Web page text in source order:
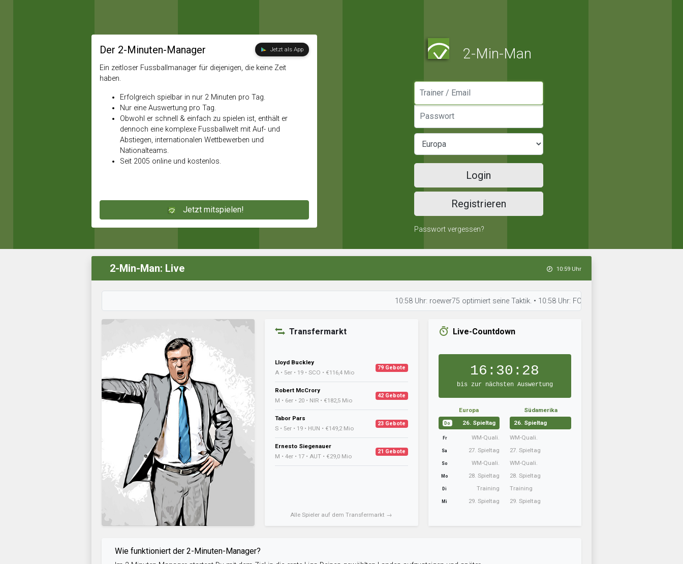
Der 2-Minuten-Manager Jetzt als App
Ein zeitloser Fussballmanager für diejenigen, die keine Zeit
haben.
Erfolgreich spielbar in nur 2 Minuten pro Tag.
Nur eine Auswertung pro Tag.
Obwohl er schnell & einfach zu spielen ist, enthält er
dennoch eine komplexe Fussballwelt mit Auf- und
Abstiegen, internationalen Wettbewerben und
Nationalteams.
Seit 2005 online und kostenlos.
Jetzt mitspielen!
2-Min-Man
Login
Registrieren
Passwort vergessen?
2-Min-Man: Live 10:59 Uhr
10:58 Uhr: roewer75 optimiert seine Taktik. • 10:58 Uhr: FC Südbaden hat sein Team aufgestellt.
Transfermarkt
Lloyd Buckley
A • 5er • 19 • SCO • €116,4 Mio
79 Gebote
Robert McCrory
M • 6er • 20 • NIR • €182,5 Mio
42 Gebote
Tabor Pars
S • 5er • 19 • HUN • €149,2 Mio
23 Gebote
Ernesto Siegenauer
M • 4er • 17 • AUT • €29,0 Mio
21 Gebote
Alle Spieler auf dem Transfermarkt →
Live-Countdown
16:30:26
bis zur nächsten Auswertung
Europa
Do 26. Spieltag
Fr WM-Quali.
Sa 27. Spieltag
So WM-Quali.
Mo 28. Spieltag
Di Training
Mi 29. Spieltag
Südamerika
26. Spieltag
WM-Quali.
27. Spieltag
WM-Quali.
28. Spieltag
Training
29. Spieltag
Wie funktioniert der 2-Minuten-Manager?